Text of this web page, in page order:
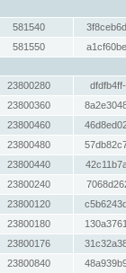
581540
581550
23800280
23800360
23800460
23800480
23800440
23800240
23800120
23800180
23800176
23800840